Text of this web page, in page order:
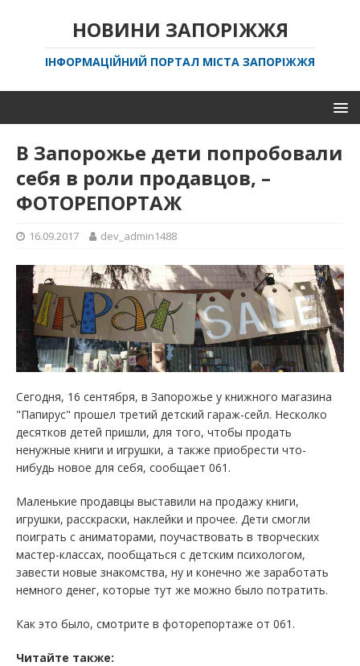
НОВИНИ ЗАПОРІЖЖЯ
ІНФОРМАЦІЙНИЙ ПОРТАЛ МІСТА ЗАПОРІЖЖЯ
В Запорожье дети попробовали
себя в роли продавцов, –
ФОТОРЕПОРТАЖ
16.09.2017 dev_admin1488
Сегодня, 16 сентября, в Запорожье у книжного магазина
"Папирус" прошел третий детский гараж-сейл. Несколко
десятков детей пришли, для того, чтобы продать
ненужные книги и игрушки, а также приобрести что-
нибудь новое для себя, сообщает 061.
Маленькие продавцы выставили на продажу книги,
игрушки, расскраски, наклейки и прочее. Дети смогли
поиграть с аниматорами, поучаствовать в творческих
мастер-классах, пообщаться с детским психологом,
завести новые знакомства, ну и конечно же заработать
немного денег, которые тут же можно было потратить.
Как это было, смотрите в фоторепортаже от 061.
Читайте также: